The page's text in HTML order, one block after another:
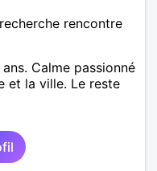
rencontre
Calme passionné
et la ville. Le reste